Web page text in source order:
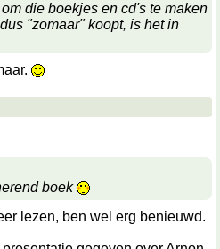
die boekjes en cd's te maken
"zomaar" koopt, is het in
boek
lezen, ben wel erg benieuwd.